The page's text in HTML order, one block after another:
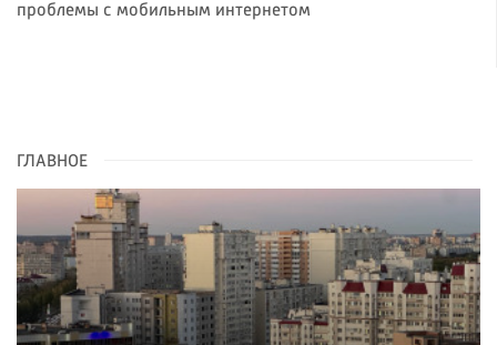
проблемы с мобильным интернетом
ГЛАВНОЕ